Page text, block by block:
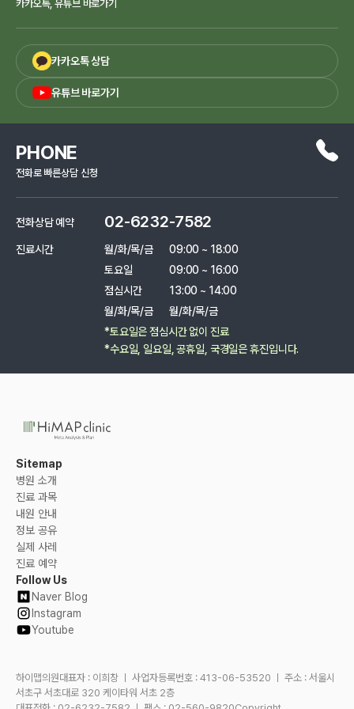
카카오톡, 유튜브 바로가기
카카오톡 상담
유튜브 바로가기
PHONE
전화로 빠른상담 신청
전화상담 예약 02-6232-7582
진료시간 월/화/목/금
09:00 ~ 18:00
토요일
09:00 ~ 16:00
점심시간
13:00 ~ 14:00
월/화/목/금
월/화/목/금
*토요일은 점심시간 없이 진료
*수요일, 일요일, 공휴일, 국경일은 휴진입니다.
Sitemap
병원 소개
진료 과목
내원 안내
정보 공유
실제 사레
진료 예약
Follow Us
Naver Blog
Instagram
Youtube
하이맵의원대표자 : 이희창 ㅣ 사업자등록번호 : 413-06-53520 ㅣ 주소 : 서울시
서초구 서초대로 320 케이타워 서초 2층